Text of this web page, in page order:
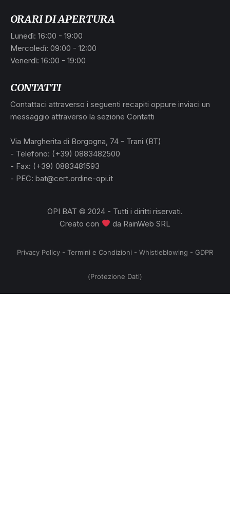
CONTATTI
Contattaci attraverso i seguenti recapiti oppure inviaci un
messaggio attraverso la sezione Contatti
Via Margherita di Borgogna, 74 - Trani (BT)
- Telefono: (+39) 0883482500
- Fax: (+39) 0883481593
- PEC: bat@cert.ordine-opi.it
ORARI DI APERTURA
Lunedì: 16:00 - 19:00
Mercoledì: 09:00 - 12:00
Venerdì: 16:00 - 19:00
OPI BAT © 2024 - Tutti i diritti riservati.
Creato con
da RainWeb SRL
Privacy Policy - Termini e Condizioni - Whistleblowing - GDPR
(Protezione Dati)